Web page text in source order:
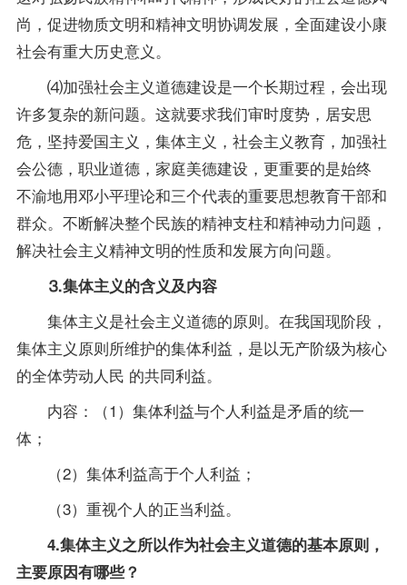
尚，促进物质文明和精神文明协调发展，全面建设小康
社会有重大历史意义。
⑷加强社会主义道德建设是一个长期过程，会出现
许多复杂的新问题。这就要求我们审时度势，居安思
危，坚持爱国主义，集体主义，社会主义教育，加强社
会公德，职业道德，家庭美德建设，更重要的是始终
不渝地用邓小平理论和三个代表的重要思想教育干部和
群众。不断解决整个民族的精神支柱和精神动力问题，
解决社会主义精神文明的性质和发展方向问题。
⒊集体主义的含义及内容
集体主义是社会主义道德的原则。在我国现阶段，
集体主义原则所维护的集体利益，是以无产阶级为核心
的全体劳动人民 的共同利益。
内容：（1）集体利益与个人利益是矛盾的统一
体；
（2）集体利益高于个人利益；
（3）重视个人的正当利益。
4.集体主义之所以作为社会主义道德的基本原则，
主要原因有哪些？